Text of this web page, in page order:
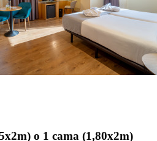
o 1 cama (1,80x2m)